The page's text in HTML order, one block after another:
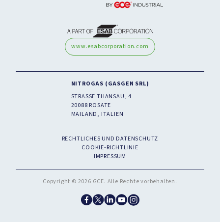
NITROGAS (GASGEN SRL)
STRASSE THANSAU, 4
20088 ROSATE
MAILAND, ITALIEN
RECHTLICHES UND DATENSCHUTZ
COOKIE-RICHTLINIE
IMPRESSUM
www.esabcorporation.com
Copyright © 2026 GCE. Alle Rechte vorbehalten.